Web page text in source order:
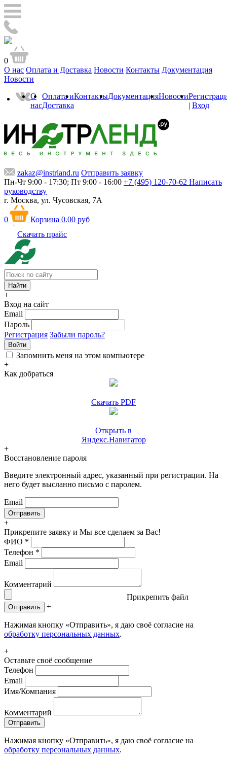
0
О нас Оплата и Доставка Новости Контакты Документация
Новости
О
нас
Оплата и
Доставка
КонтактыДокументацияНовости
| Вход
zakaz@instrland.ru Отправить заявку
Пн-Чт 9:00 - 17:30; Пт 9:00 - 16:00 +7 (495) 120-70-62 Написать
руководству
г. Москва, ул. Чусовская, 7А
0 Корзина 0.00 руб
Скачать прайс
+
Вход на сайт
Email
Пароль
Регистрация Забыли пароль?
Войти
Запомнить меня на этом компьютере
+
Как добраться
Скачать PDF
Открыть в
Яндекс.Навигатор
+
Восстановление пароля
Введите электронный адрес, указанный при регистрации. На
него будет высланно письмо с паролем.
Email
+
Прикрепите заявку и Мы все сделаем за Вас!
ФИО *
Телефон *
Email
Комментарий
Прикрепить файл
Отправить +
Нажимая кнопку «Отправить», я даю своё согласие на
обработку персональных данных.
+
Оставьте своё сообщение
Телефон
Email
Имя/Компания
Комментарий
Отправить
Нажимая кнопку «Отправить», я даю своё согласие на
обработку персональных данных.